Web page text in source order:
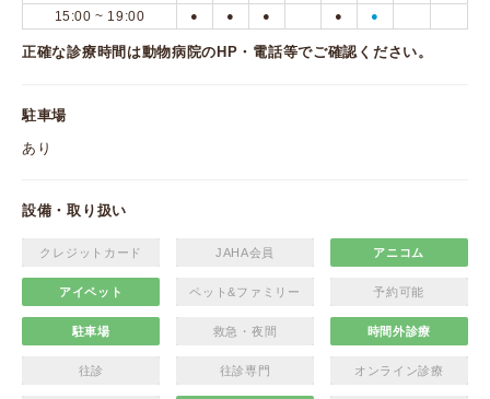
15:00 ~ 19:00 ● ● ● ● ●
正確な診療時間は動物病院のHP・電話等でご確認ください。
駐車場
あり
設備・取り扱い
クレジットカード JAHA会員 アニコム
アイペット ペット&ファミリー 予約可能
駐車場 救急・夜間 時間外診療
往診 往診専門 オンライン診療